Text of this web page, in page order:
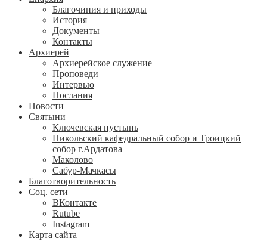
Благочиния и приходы
История
Документы
Контакты
Архиерей
Архиерейское служение
Проповеди
Интервью
Послания
Новости
Святыни
Ключевская пустынь
Никольский кафедральный собор и Троицкий
собор г.Ардатова
Маколово
Сабур-Мачкасы
Благотворительность
Соц. сети
ВКонтакте
Rutube
Instagram
Карта сайта